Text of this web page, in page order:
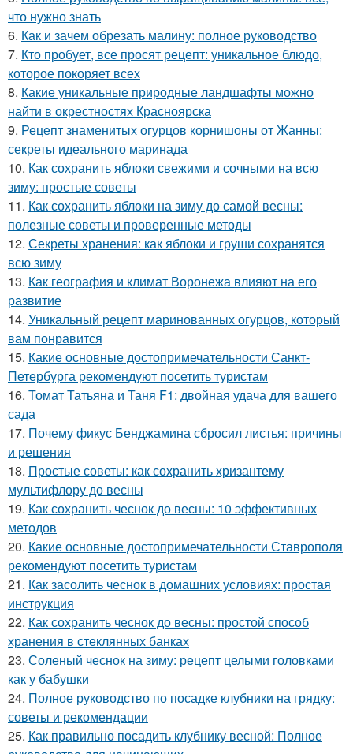
что нужно знать
6. Как и зачем обрезать малину: полное руководство
7. Кто пробует, все просят рецепт: уникальное блюдо,
которое покоряет всех
8. Какие уникальные природные ландшафты можно
найти в окрестностях Красноярска
9. Рецепт знаменитых огурцов корнишоны от Жанны:
секреты идеального маринада
10. Как сохранить яблоки свежими и сочными на всю
зиму: простые советы
11. Как сохранить яблоки на зиму до самой весны:
полезные советы и проверенные методы
12. Секреты хранения: как яблоки и груши сохранятся
всю зиму
13. Как география и климат Воронежа влияют на его
развитие
14. Уникальный рецепт маринованных огурцов, который
вам понравится
15. Какие основные достопримечательности Санкт-
Петербурга рекомендуют посетить туристам
16. Томат Татьяна и Таня F1: двойная удача для вашего
сада
17. Почему фикус Бенджамина сбросил листья: причины
и решения
18. Простые советы: как сохранить хризантему
мультифлору до весны
19. Как сохранить чеснок до весны: 10 эффективных
методов
20. Какие основные достопримечательности Ставрополя
рекомендуют посетить туристам
21. Как засолить чеснок в домашних условиях: простая
инструкция
22. Как сохранить чеснок до весны: простой способ
хранения в стеклянных банках
23. Соленый чеснок на зиму: рецепт целыми головками
как у бабушки
24. Полное руководство по посадке клубники на грядку:
советы и рекомендации
25. Как правильно посадить клубнику весной: Полное